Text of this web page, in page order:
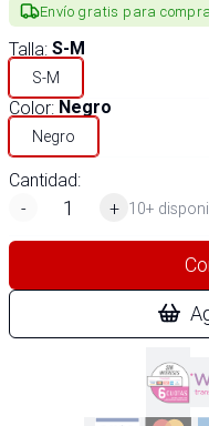
Envío gratis para
Talla: S-M
S-M
Color: Negro
Negro
Cantidad:
-
+ 10+